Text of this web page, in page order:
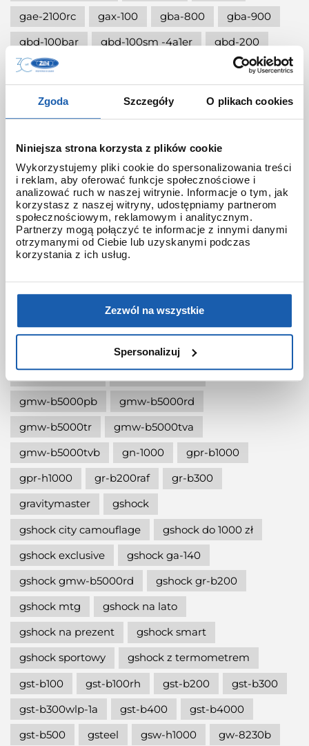
Zgoda Szczegóły O plikach cookies
Niniejsza strona korzysta z plików cookie
Wykorzystujemy pliki cookie do spersonalizowania treści
i reklam, aby oferować funkcje społecznościowe i
analizować ruch w naszej witrynie. Informacje o tym, jak
korzystasz z naszej witryny, udostępniamy partnerom
społecznościowym, reklamowym i analitycznym.
Partnerzy mogą połączyć te informacje z innymi danymi
otrzymanymi od Ciebie lub uzyskanymi podczas
korzystania z ich usług.
Zezwól na wszystkie
Spersonalizuj
gae-2100rc gax-100 gba-800
gba-900
gbd-100bar
gbd-100sm -4a1er
gbd-200
gbd-800lu
gbx-100
gd-b500
gdzie są produkowane eksluzywne g-shock
generationbabyg
gg-b100
gg1000
glx-5600
glx-s5600
gm-110
gm-110. gshock metal
gm-110rh
gm-2100
gm-2110d
gm-2140gem
gm-5600sg-9er
gma-p2100
gma-s140 gma-s2100
gmb
gmb-2100
gmc-b2100 gmw
gmw-b1500
gmw-b5000-4er
gmw-b5000pb
gmw-b5000rd
gmw-b5000tr
gmw-b5000tva
gmw-b5000tvb
gn-1000
gpr-b1000
gpr-h1000
gr-b200raf
gr-b300
gravitymaster
gshock
gshock city camouflage
gshock do 1000 zł
gshock exclusive
gshock ga-140
gshock gmw-b5000rd
gshock gr-b200
gshock mtg
gshock na lato
gshock na prezent
gshock smart
gshock sportowy
gshock z termometrem
gst-b100
gst-b100rh gst-b200
gst-b300
gst-b300wlp-1a
gst-b400
gst-b4000
gst-b500
gsteel gsw-h1000
gw-8230b